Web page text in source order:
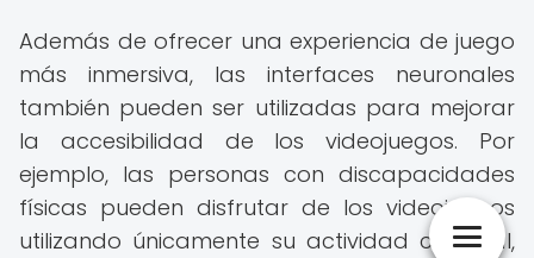
Además de ofrecer una experiencia de juego
más inmersiva, las interfaces neuronales
también pueden ser utilizadas para mejorar
la accesibilidad de los videojuegos. Por
ejemplo, las personas con discapacidades
físicas pueden disfrutar de los videojuegos
utilizando únicamente su actividad cerebral,